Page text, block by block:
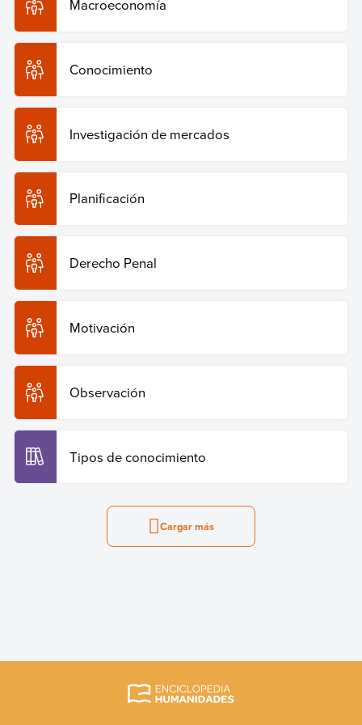
Macroeconomía
Conocimiento
Investigación de mercados
Planificación
Derecho Penal
Motivación
Observación
Tipos de conocimiento
Cargar más